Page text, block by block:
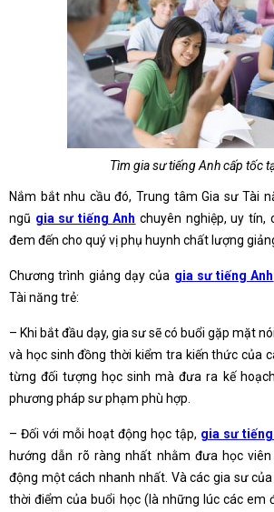
Tìm gia sư tiếng Anh cấp tốc
Nắm bắt nhu cầu đó, Trung tâm Gia sư Tài
ngũ gia sư tiếng Anh chuyên nghiệp, uy tín,
đem đến cho quý vị phụ huynh chất lượng
Chương trình giảng dạy của gia sư tiếng Anh
Tài năng trẻ:
– Khi bắt đầu dạy, gia sư sẽ có buổi gặp mặt
và học sinh đồng thời kiểm tra kiến thức của
từng đối tượng học sinh mà đưa ra kế
phương pháp sư phạm phù hợp.
– Đối với mỗi hoạt động học tập, gia sư tiếng
hướng dẫn rõ ràng nhất nhằm đưa học
động một cách nhanh nhất. Và các gia sư
thời điểm của buổi học (là những lúc các em